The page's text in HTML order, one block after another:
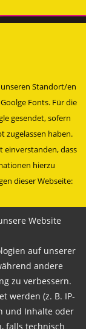
Standort/en
Fonts. Für die
gesendet, sofern
zugelassen haben.
einverstanden, dass
hierzu
dieser Webseite:
Website
auf unserer
andere
zu verbessern.
werden (z. B. IP-
und Inhalte oder
falls technisch